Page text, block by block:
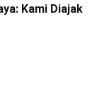
Kami Diajak